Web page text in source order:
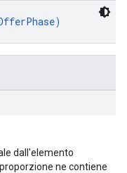
)
dall'elemento
ne contiene